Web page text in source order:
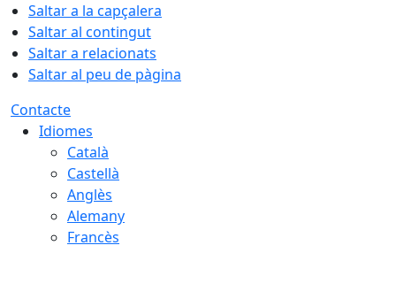
Saltar a la capçalera
Saltar al contingut
Saltar a relacionats
Saltar al peu de pàgina
Contacte
Idiomes
Català
Castellà
Anglès
Alemany
Francès